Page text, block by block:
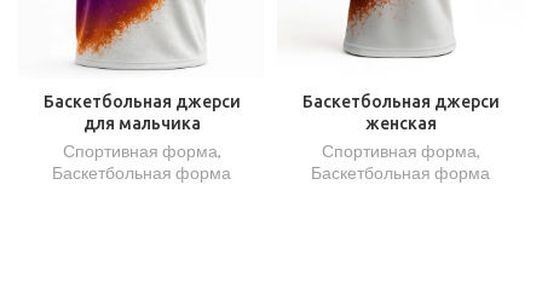
Баскетбольная джерси
для мальчика
Спортивная форма,
Баскетбольная форма
Баскетбольная джерси
женская
Спортивная форма,
Баскетбольная форма